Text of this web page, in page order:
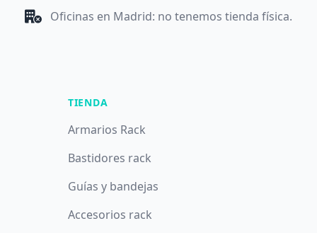
Oficinas en Madrid: no tenemos tienda física.
TIENDA
Armarios Rack
Bastidores rack
Guías y bandejas
Accesorios rack